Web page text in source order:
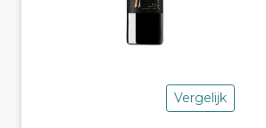
Vergelijk